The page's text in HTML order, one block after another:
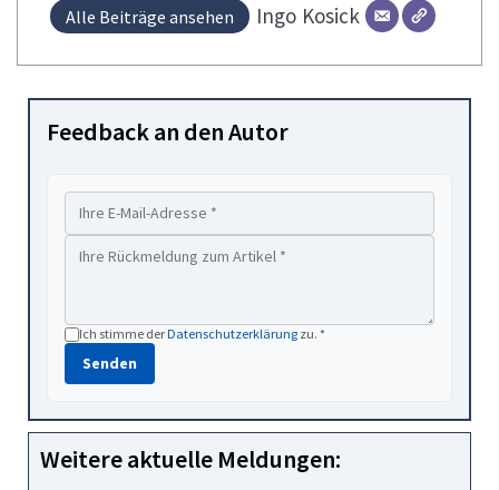
Alle Beiträge ansehen Ingo Kosick
Feedback an den Autor
Ich stimme derDatenschutzerklärung zu. *
Senden
Weitere aktuelle Meldungen: